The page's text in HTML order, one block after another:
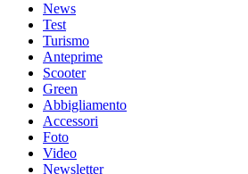
News
Test
Turismo
Anteprime
Scooter
Green
Abbigliamento
Accessori
Foto
Video
Newsletter